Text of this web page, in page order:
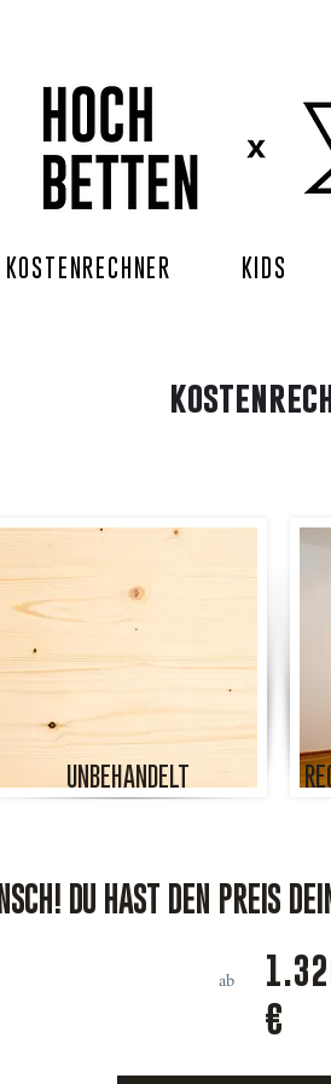
KOSTENRECHNER KIDS
UNBEHANDELT
DU HAST DEN PREIS
ab
€